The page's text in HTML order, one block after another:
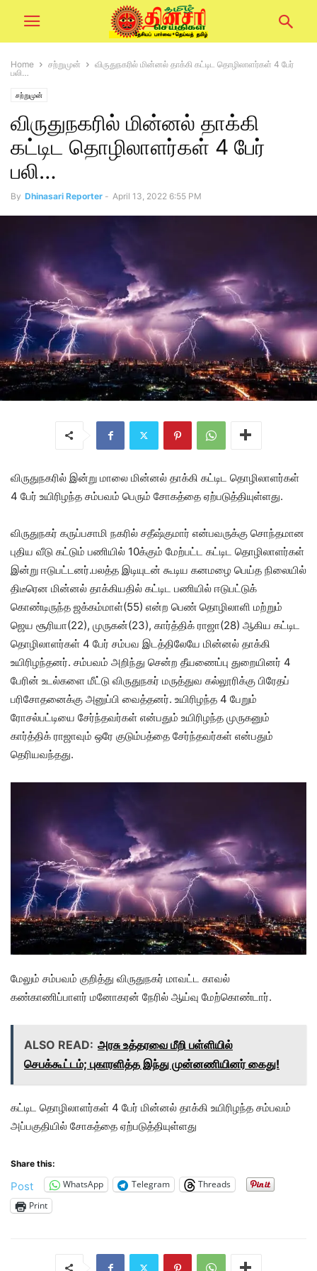
Home சற்றுமுன்
விருதுநகரில் மின்னல் தாக்கி கட்டிட தொழிலாளர்கள் 4 பேர்
பலி…
சற்றுமுன்
விருதுநகரில் மின்னல் தாக்கி
கட்டிட தொழிலாளர்கள் 4 பேர்
பலி…
By Dhinasari Reporter - April 13, 2022 6:55 PM
விருதுநகரில் இன்று மாலை மின்னல் தாக்கி கட்டிட தொழிலாளர்கள்
4 பேர் உயிரிழந்த சம்பவம் பெரும் சோகத்தை ஏற்படுத்தியுள்ளது.
விருதுநகர் கருப்பசாமி நகரில் சதீஷ்குமார் என்பவருக்கு சொந்தமான
புதிய வீடு கட்டும் பணியில் 10க்கும் மேற்பட்ட கட்டிட தொழிலாளர்கள்
இன்று ஈடுபட்டனர்.பலத்த இடியுடன் கூடிய கனமழை பெய்த நிலையில்
திடீரென மின்னல் தாக்கியதில் கட்டிட பணியில் ஈடுபட்டுக்
கொண்டிருந்த ஜக்கம்மாள்(55) என்ற பெண் தொழிலாளி மற்றும்
ஜெய சூரியா(22), முருகன்(23), கார்த்திக் ராஜா(28) ஆகிய கட்டிட
தொழிலாளர்கள் 4 பேர் சம்பவ இடத்திலேயே மின்னல் தாக்கி
உயிரிழந்தனர். சம்பவம் அறிந்து சென்ற தீயணைப்பு துறையினர் 4
பேரின் உடல்களை மீட்டு விருதுநகர் மருத்துவ கல்லூரிக்கு பிரேதப்
பரிசோதனைக்கு அனுப்பி வைத்தனர். உயிரிழந்த 4 பேறும்
ரோசல்பட்டியை சேர்ந்தவர்கள் என்பதும் உயிரிழந்த முருகனும்
கார்த்திக் ராஜாவும் ஒரே குடும்பத்தை சேர்ந்தவர்கள் என்பதும்
தெரியவந்தது.
மேலும் சம்பவம் குறித்து விருதுநகர் மாவட்ட காவல்
கண்காணிப்பாளர் மனோகரன் நேரில் ஆய்வு மேற்கொண்டார்.
ALSO READ: அரசு உத்தரவை மீறி பள்ளியில்
செபக்கூட்டம்; புகாரளித்த இந்து முன்னணியினர் கைது!
கட்டிட தொழிலாளர்கள் 4 பேர் மின்னல் தாக்கி உயிரிழந்த சம்பவம்
அப்பகுதியில் சோகத்தை ஏற்படுத்தியுள்ளது
Share this:
Post WhatsApp Telegram
Threads
Print